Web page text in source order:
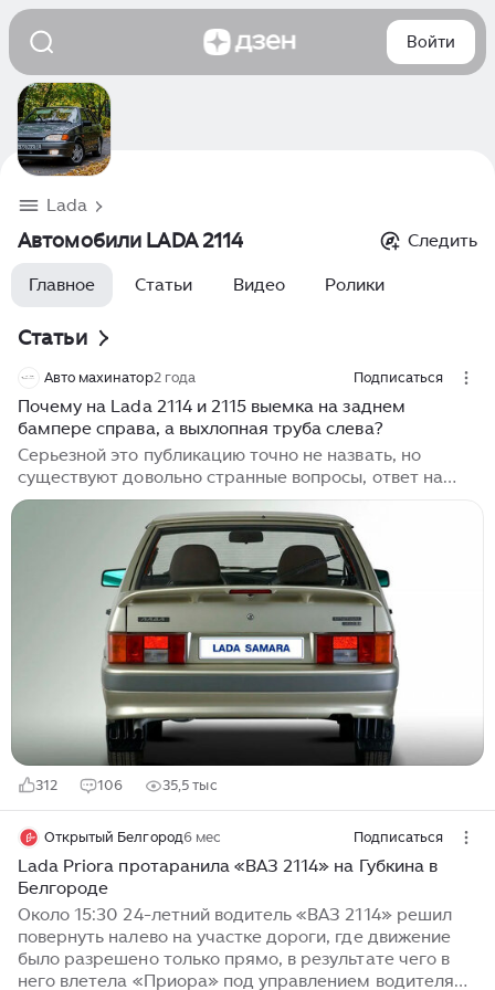
Войти
Lada
Автомобили LADA 2114 Следить
Главное Статьи Видео Ролики
Статьи
Авто махинатор2 года Подписаться
Почему на Lada 2114 и 2115 выемка на заднем
бампере справа, а выхлопная труба слева?
Серьезной это публикацию точно не назвать, но
существуют довольно странные вопросы, ответ на
которые, тем не менее, требуется. Стабильно вижу,
как в интернете люди спрашивают про одну, казалось
бы, пустяковую деталь в Ладах 2114 и 21115. Людей
смущает тот факт, что выемка на заднем бампере
этих авто справа, а выхлопная труба слева, причем,
именно там, где труба, никакой выемки нет вообще.
Странно это. И действительно, если посмотреть на
задний бампер, то такой вопрос возникает. Тем более,
если человек не особо разбирается в автомобилях...
312 106 35,5 тыс
Открытый Белгород6 мес Подписаться
Lada Priora протаранила «ВАЗ 2114» на Губкина в
Белгороде
Около 15:30 24-летний водитель «ВАЗ 2114» решил
повернуть налево на участке дороги, где движение
было разрешено только прямо, в результате чего в
него влетела «Приора» под управлением водителя